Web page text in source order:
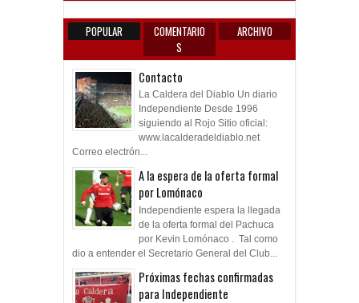
POPULAR
COMENTARIO
S
ARCHIVO
Contacto
La Caldera del Diablo Un diario
Independiente Desde 1996
siguiendo al Rojo Sitio oficial:
www.lacalderadeldiablo.net
Correo electrón...
A la espera de la oferta formal
por Lomónaco
Independiente espera la llegada
de la oferta formal del Pachuca
por Kevin Lomónaco . Tal como
dio a entender el Secretario General del Club...
Próximas fechas confirmadas
para Independiente